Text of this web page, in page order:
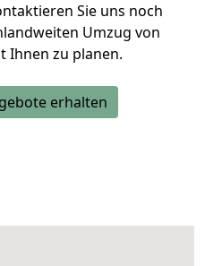
Sie uns noch
Umzug von
Ihnen zu planen.
erhalten